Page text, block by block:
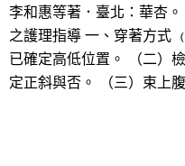
李和惠等著．臺北：華杏
之護理指導 一、穿著方式
已確定高低位置。 （二）
定正斜與否。 （三）束上